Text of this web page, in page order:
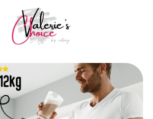
Travel & Culture
Food & Drinks
Happyness & Opmerkelijk
Sport & Duurzaamheid